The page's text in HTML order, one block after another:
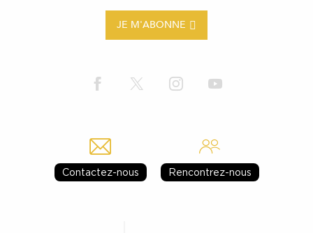
JE M'ABONNE
Contactez-nous Rencontrez-nous